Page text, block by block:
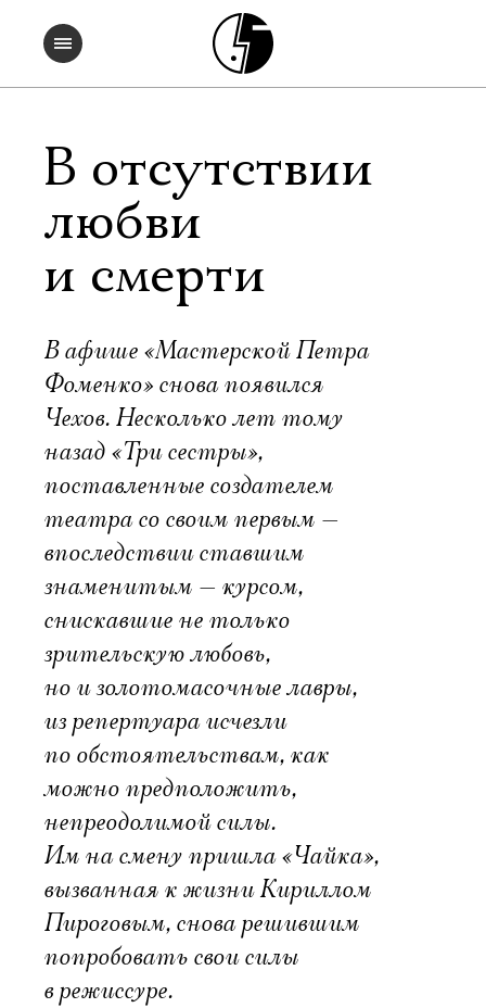
В отсутствии
любви
и смерти
В афише «Мастерской Петра
Фоменко» снова появился
Чехов. Несколько лет тому
назад «Три сестры»,
поставленные создателем
театра со своим первым —
впоследствии ставшим
знаменитым — курсом,
снискавшие не только
зрительскую любовь,
но и золотомасочные лавры,
из репертуара исчезли
по обстоятельствам, как
можно предположить,
непреодолимой силы.
Им на смену пришла «Чайка»,
вызванная к жизни Кириллом
Пироговым, снова решившим
попробовать свои силы
в режиссуре.